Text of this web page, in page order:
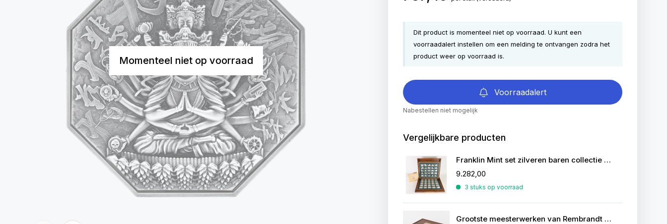
Dit product is momenteel niet op voorraad. U kunt een
voorraadalert instellen om een melding te ontvangen zodra het
product weer op voorraad is.
Voorraadalert
Nabestellen niet mogelijk
Vergelijkbare producten
Franklin Mint set zilveren baren collectie van de mooiste zeilschepen
9.282,00
3 stuks op voorraad
Grootste meesterwerken van Rembrandt in zilver
Momenteel niet op voorraad